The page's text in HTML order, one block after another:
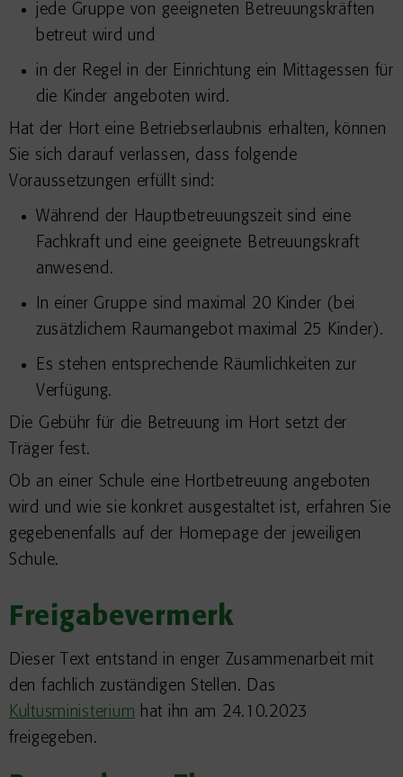
jede Gruppe von geeigneten Betreuungskräften
betreut wird und
in der Regel in der Einrichtung ein Mittagessen für
die Kinder angeboten wird.
Hat der Hort eine Betriebserlaubnis erhalten, können
Sie sich darauf verlassen, dass folgende
Voraussetzungen erfüllt sind:
Während der Hauptbetreuungszeit sind eine
Fachkraft und eine geeignete Betreuungskraft
anwesend.
In einer Gruppe sind maximal 20 Kinder (bei
zusätzlichem Raumangebot maximal 25 Kinder).
Es stehen entsprechende Räumlichkeiten zur
Verfügung.
Die Gebühr für die Betreuung im Hort setzt der
Träger fest.
Ob an einer Schule eine Hortbetreuung angeboten
wird und wie sie konkret ausgestaltet ist, erfahren Sie
gegebenenfalls auf der Homepage der jeweiligen
Schule.
Freigabevermerk
Dieser Text entstand in enger Zusammenarbeit mit
den fachlich zuständigen Stellen. Das
Kultusministerium hat ihn am 24.10.2023
freigegeben.